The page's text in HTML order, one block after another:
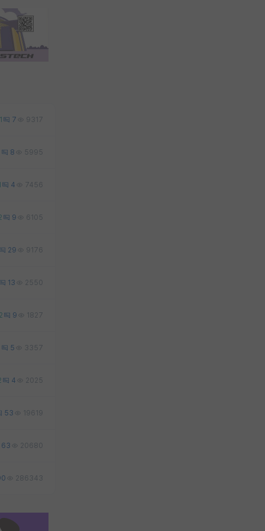
1 7 9317
8 5995
4 7456
9 6105
29 9176
13 2550
9 1827
5 3357
4 2025
53 19619
63 20680
286343